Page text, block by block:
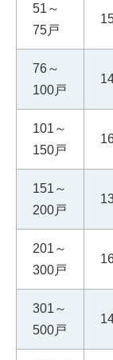
51～
75戸
76～
100戸
101～
150戸
151～
200戸
201～
300戸
301～
500戸